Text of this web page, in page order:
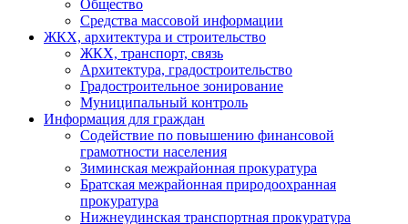
Общество
Средства массовой информации
ЖКХ, архитектура и строительство
ЖКХ, транспорт, связь
Архитектура, градостроительство
Градостроительное зонирование
Муниципальный контроль
Информация для граждан
Содействие по повышению финансовой
грамотности населения
Зиминская межрайонная прокуратура
Братская межрайонная природоохранная
прокуратура
Нижнеудинская транспортная прокуратура